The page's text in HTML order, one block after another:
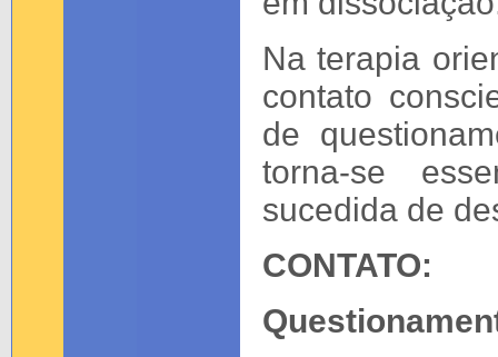
Na terapia
contato
de
torna-se
sucedida de
CONTATO: